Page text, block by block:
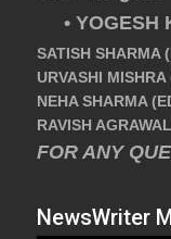
• YOGESH
SATISH SHARMA
URVASHI
NEHA SHARMA
RAVISH
FOR ANY
NewsWriter